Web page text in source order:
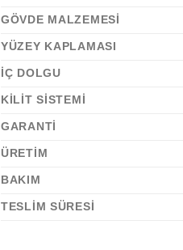
GÖVDE MALZEMESI
YÜZEY KAPLAMASI
İÇ DOLGU
KILIT SISTEMI
GARANTI
ÜRETIM
BAKIM
TESLIM SÜRESI